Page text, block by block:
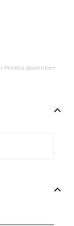
Monitor abweichen